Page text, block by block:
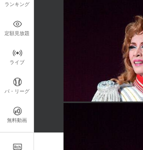
ランキング
定額見放題
ライブ
パ・リーグ
無料動画